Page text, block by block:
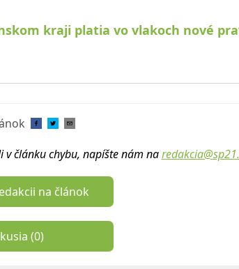
kraji platia vo vlakoch nové
v článku chybu, napíšte nám na
na článok
(0)